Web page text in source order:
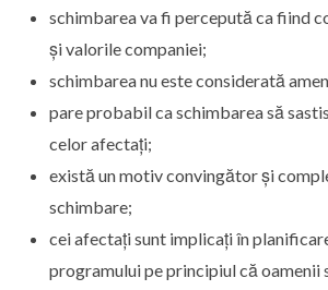
schimbarea va fi percepută ca fiind
și valorile companiei;
schimbarea nu este considerată
pare probabil ca schimbarea să
celor afectați;
există un motiv convingător și
schimbare;
cei afectați sunt implicați în
programului pe principiul că oamenii